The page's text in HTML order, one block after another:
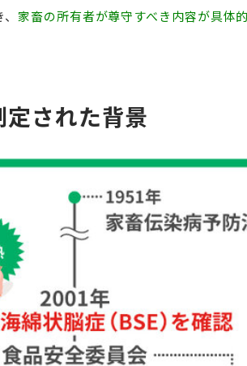
家畜の所有者が尊守すべき内容が具体
された背景